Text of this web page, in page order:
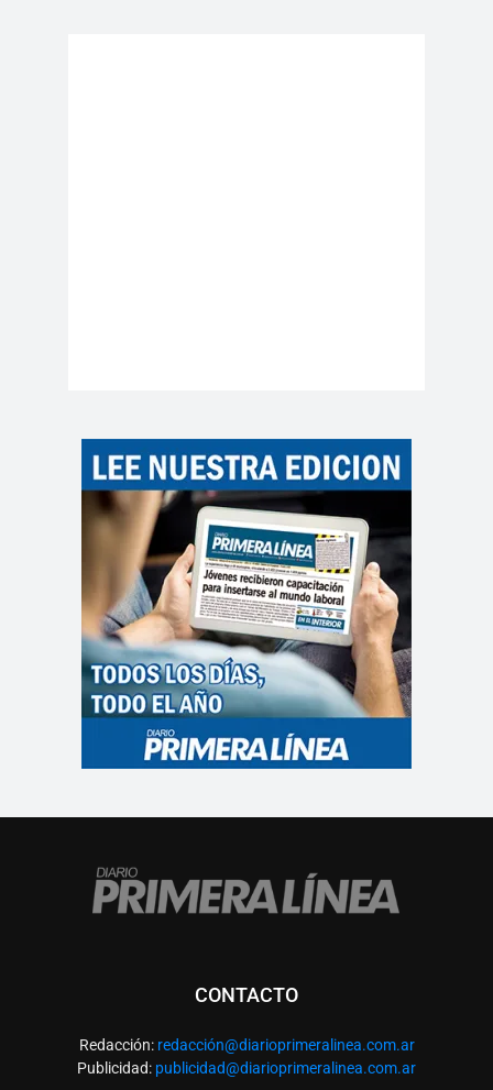
CONTACTO
Redacción: redacción@diarioprimeralinea.com.ar
Publicidad: publicidad@diarioprimeralinea.com.ar